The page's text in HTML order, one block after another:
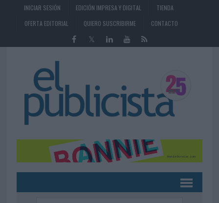
INICIAR SESIÓN EDICIÓN IMPRESA Y DIGITAL
TIENDA
OFERTA EDITORIAL
QUIERO SUSCRIBIRME CONTACTO